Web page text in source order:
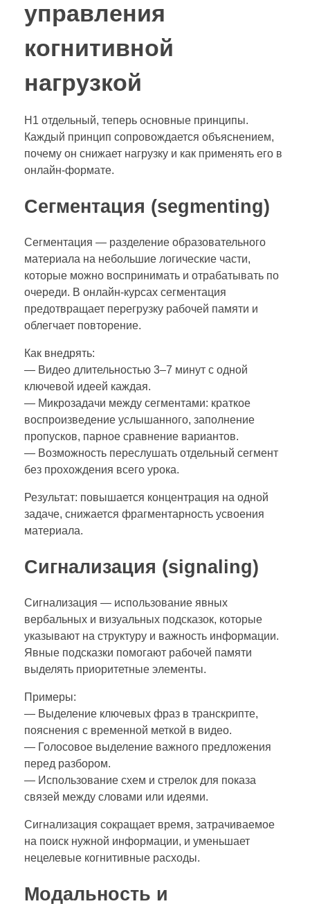
управления
когнитивной
нагрузкой
H1 отдельный, теперь основные принципы.
Каждый принцип сопровождается объяснением,
почему он снижает нагрузку и как применять его в
онлайн‑формате.
Сегментация (segmenting)
Сегментация — разделение образовательного
материала на небольшие логические части,
которые можно воспринимать и отрабатывать по
очереди. В онлайн‑курсах сегментация
предотвращает перегрузку рабочей памяти и
облегчает повторение.
Как внедрять:
— Видео длительностью 3–7 минут с одной
ключевой идеей каждая.
— Микрозадачи между сегментами: краткое
воспроизведение услышанного, заполнение
пропусков, парное сравнение вариантов.
— Возможность переслушать отдельный сегмент
без прохождения всего урока.
Результат: повышается концентрация на одной
задаче, снижается фрагментарность усвоения
материала.
Сигнализация (signaling)
Сигнализация — использование явных
вербальных и визуальных подсказок, которые
указывают на структуру и важность информации.
Явные подсказки помогают рабочей памяти
выделять приоритетные элементы.
Примеры:
— Выделение ключевых фраз в транскрипте,
пояснения с временной меткой в видео.
— Голосовое выделение важного предложения
перед разбором.
— Использование схем и стрелок для показа
связей между словами или идеями.
Сигнализация сокращает время, затрачиваемое
на поиск нужной информации, и уменьшает
нецелевые когнитивные расходы.
Модальность и